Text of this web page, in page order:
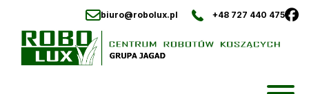
biuro@robolux.pl +48 727 440 475
Skip